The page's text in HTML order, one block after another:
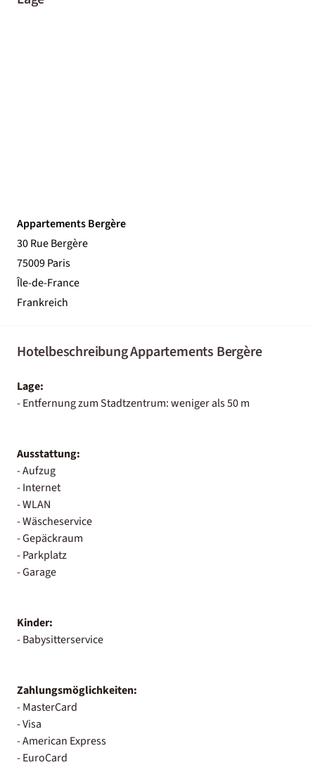
Appartements Bergère
30 Rue Bergère
75009 Paris
Île-de-France
Frankreich
Hotelbeschreibung Appartements Bergère
Lage:
- Entfernung zum Stadtzentrum: weniger als 50 m
Ausstattung:
- Aufzug
- Internet
- WLAN
- Wäscheservice
- Gepäckraum
- Parkplatz
- Garage
Kinder:
- Babysitterservice
Zahlungsmöglichkeiten:
- MasterCard
- Visa
- American Express
- EuroCard